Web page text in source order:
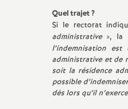
Quel trajet?
Si le rectorat
administrative », la
l’indemnisation
administrative et de
soit la résidence
possible
dès lors qu’il